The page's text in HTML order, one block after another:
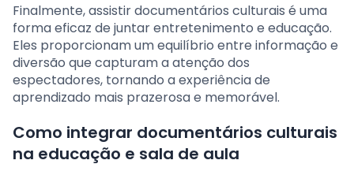
Finalmente, assistir documentários culturais é uma
forma eficaz de juntar entretenimento e educação.
Eles proporcionam um equilíbrio entre informação e
diversão que capturam a atenção dos
espectadores, tornando a experiência de
aprendizado mais prazerosa e memorável.
Como integrar documentários culturais
na educação e sala de aula